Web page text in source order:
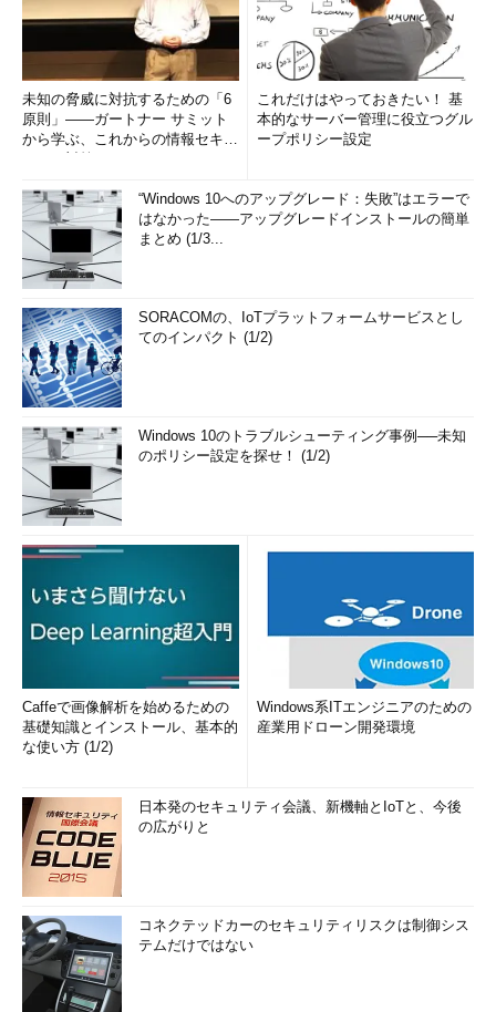
未知の脅威に対抗するための「6
原則」――ガートナー サミット
から学ぶ、これからの情報セキュ
これだけはやっておきたい！ 基
本的なサーバー管理に役立つグル
ープポリシー設定
“Windows 10へのアップグレード：失敗”はエラーで
はなかった――アップグレードインストールの簡単
まとめ (1/3...
SORACOMの、IoTプラットフォームサービスとし
てのインパクト (1/2)
Windows 10のトラブルシューティング事例──未知
のポリシー設定を探せ！ (1/2)
Caffeで画像解析を始めるための
基礎知識とインストール、基本的
な使い方 (1/2)
Windows系ITエンジニアのための
産業用ドローン開発環境
日本発のセキュリティ会議、新機軸とIoTと、今後
の広がりと
コネクテッドカーのセキュリティリスクは制御シス
テムだけではない